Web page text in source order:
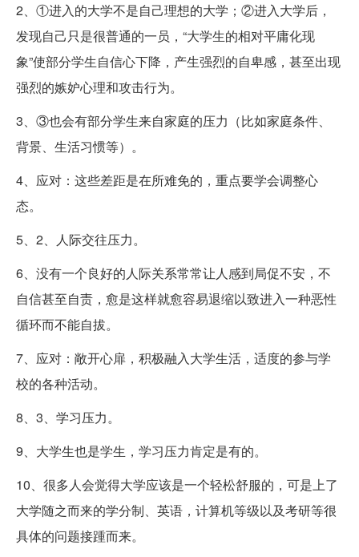
2、①进入的大学不是自己理想的大学；②进入大学后，
发现自己只是很普通的一员，“大学生的相对平庸化现
象”使部分学生自信心下降，产生强烈的自卑感，甚至出现
强烈的嫉妒心理和攻击行为。
3、③也会有部分学生来自家庭的压力（比如家庭条件、
背景、生活习惯等）。
4、应对：这些差距是在所难免的，重点要学会调整心
态。
5、2、人际交往压力。
6、没有一个良好的人际关系常常让人感到局促不安，不
自信甚至自责，愈是这样就愈容易退缩以致进入一种恶性
循环而不能自拔。
7、应对：敞开心扉，积极融入大学生活，适度的参与学
校的各种活动。
8、3、学习压力。
9、大学生也是学生，学习压力肯定是有的。
10、很多人会觉得大学应该是一个轻松舒服的，可是上了
大学随之而来的学分制、英语，计算机等级以及考研等很
具体的问题接踵而来。